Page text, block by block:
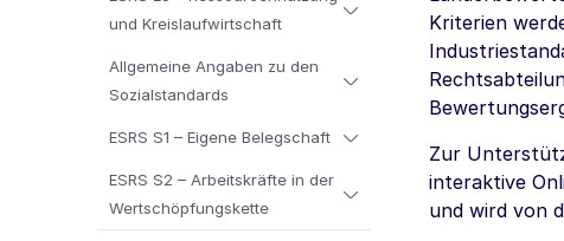
und Kreislaufwirtschaft
Allgemeine Angaben zu den
Sozialstandards
ESRS S1 – Eigene Belegschaft
ESRS S2 – Arbeitskräfte in der
Wertschöpfungskette
Kriterien
Zur
interaktive
und wird von